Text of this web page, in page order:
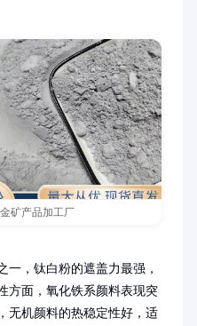
矿产品加工厂
一，钛白粉的遮盖力最强，
方面，氧化铁系颜料表现突
无机颜料的热稳定性好，适